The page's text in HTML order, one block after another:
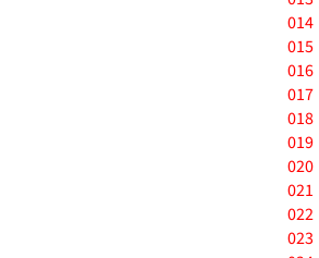
014
015
016
017
018
019
020
021
022
023